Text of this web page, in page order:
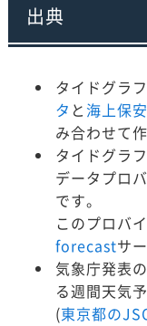
出典
タイドグラ
タ と 海上保
み合わせて作
タイドグラ
データプロ
です。
このプロバ
forecastサ
気象庁発表
る週間天気
(東京都の